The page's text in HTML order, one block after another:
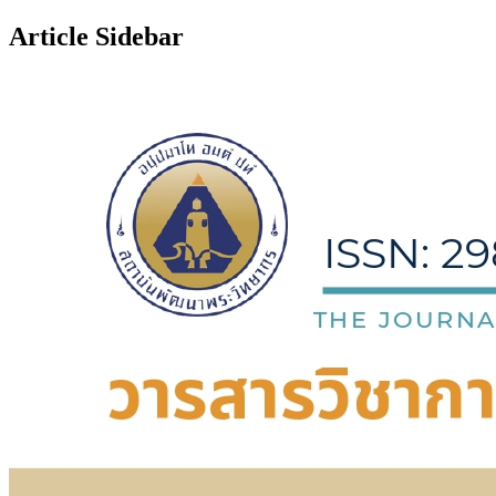
Article Sidebar